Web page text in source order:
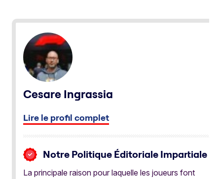
Cesare Ingrassia
Lire le profil complet
Notre Politique Éditoriale Impartiale
La principale raison pour laquelle les joueurs font